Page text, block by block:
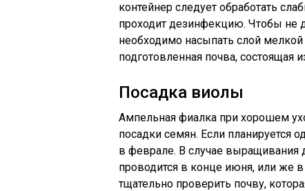
контейнер следует обработать
проходит дезинфекцию. Чтобы не
необходимо насыпать слой мелкой
подготовленная почва, состоящая
Посадка виолы
Ампельная фиалка при хорошем
посадки семян. Если планируется
в феврале. В случае выращивания
проводится в конце июня, или же
тщательно проверить почву,